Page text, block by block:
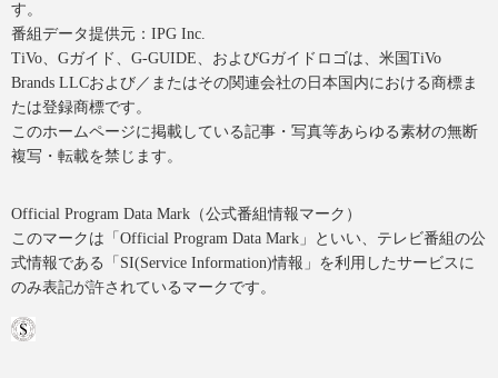
す。
番組データ提供元：IPG Inc.
TiVo、Gガイド、G-GUIDE、およびGガイドロゴは、米国TiVo
Brands LLCおよび／またはその関連会社の日本国内における商標ま
たは登録商標です。
このホームページに掲載している記事・写真等あらゆる素材の無断
複写・転載を禁じます。
Official Program Data Mark（公式番組情報マーク）
このマークは「Official Program Data Mark」といい、テレビ番組の公
式情報である「SI(Service Information)情報」を利用したサービスに
のみ表記が許されているマークです。